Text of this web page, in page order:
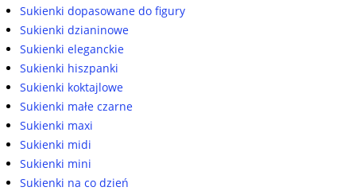
Sukienki dopasowane do figury
Sukienki dzianinowe
Sukienki eleganckie
Sukienki hiszpanki
Sukienki koktajlowe
Sukienki małe czarne
Sukienki maxi
Sukienki midi
Sukienki mini
Sukienki na co dzień